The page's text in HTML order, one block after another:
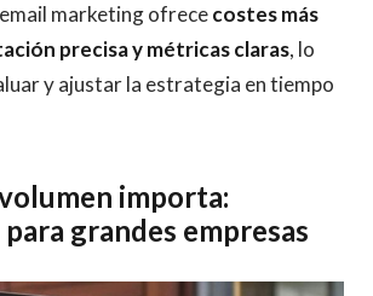
marketing ofrececostes más
precisa y métricas claras, lo
y ajustar la estrategia en tiempo
importa:
grandes empresas